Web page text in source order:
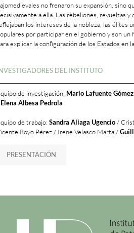
no frenaron su expansión, sino
a ella. Las rebeliones, revueltas
los intereses de la nobleza, las élites
por participar en el gobierno y son un
explicar la configuración de los Estados en
DEL INSTITUTO
de investigación: Mario Lafuente Gómez
Albesa Pedrola
de trabajo: Sandra Aliaga Ugencio /
Royo Pérez / Irene Velasco Marta /
PRESENTACIÓN